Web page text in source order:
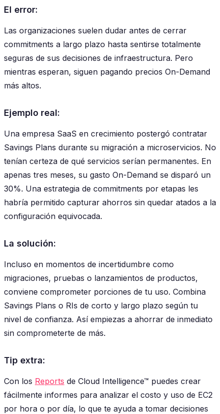
El error:
Las organizaciones suelen dudar antes de cerrar
commitments a largo plazo hasta sentirse totalmente
seguras de sus decisiones de infraestructura. Pero
mientras esperan, siguen pagando precios On-Demand
más altos.
Ejemplo real:
Una empresa SaaS en crecimiento postergó contratar
Savings Plans durante su migración a microservicios. No
tenían certeza de qué servicios serían permanentes. En
apenas tres meses, su gasto On-Demand se disparó un
30%. Una estrategia de commitments por etapas les
habría permitido capturar ahorros sin quedar atados a la
configuración equivocada.
La solución:
Incluso en momentos de incertidumbre como
migraciones, pruebas o lanzamientos de productos,
conviene comprometer porciones de tu uso. Combina
Savings Plans o RIs de corto y largo plazo según tu
nivel de confianza. Así empiezas a ahorrar de inmediato
sin comprometerte de más.
Tip extra:
Con los Reports de Cloud Intelligence™ puedes crear
fácilmente informes para analizar el costo y uso de EC2
por hora o por día, lo que te ayuda a tomar decisiones